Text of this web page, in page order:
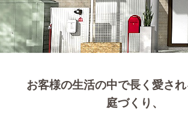
お客様の生活の中で長く愛さ
庭づくり、